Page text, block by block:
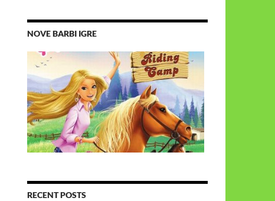
NOVE BARBI IGRE
RECENT POSTS